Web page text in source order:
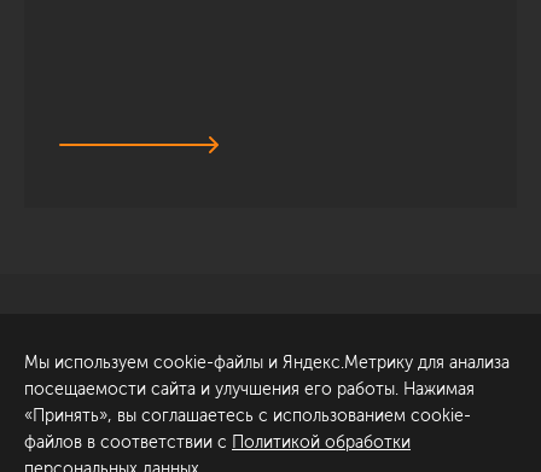
Обсудить проект
ул. Академика Павлова, 6
к1
+7 (812) 200-95-55
Мы используем cookie-файлы и Яндекс.Метрику для анализа
посещаемости сайта и улучшения его работы. Нажимая
«Принять», вы соглашаетесь с использованием cookie-
файлов в соответствии с Политикой обработки